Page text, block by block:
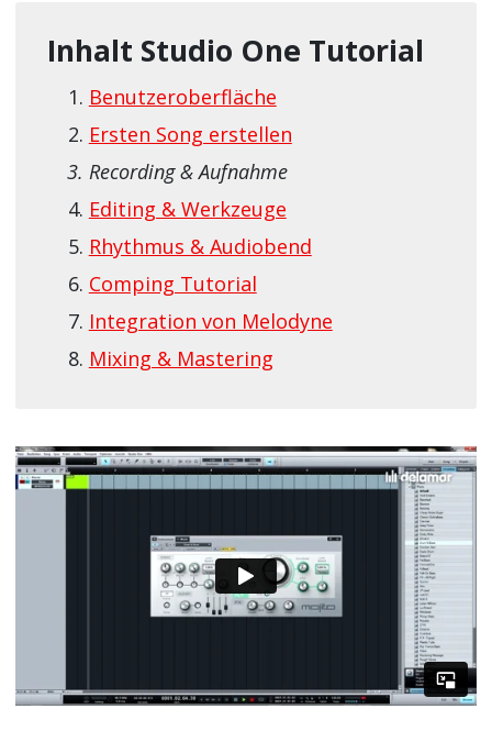
Inhalt Studio One Tutorial
Benutzeroberfläche
Ersten Song erstellen
Recording & Aufnahme
Editing & Werkzeuge
Rhythmus & Audiobend
Comping Tutorial
Integration von Melodyne
Mixing & Mastering